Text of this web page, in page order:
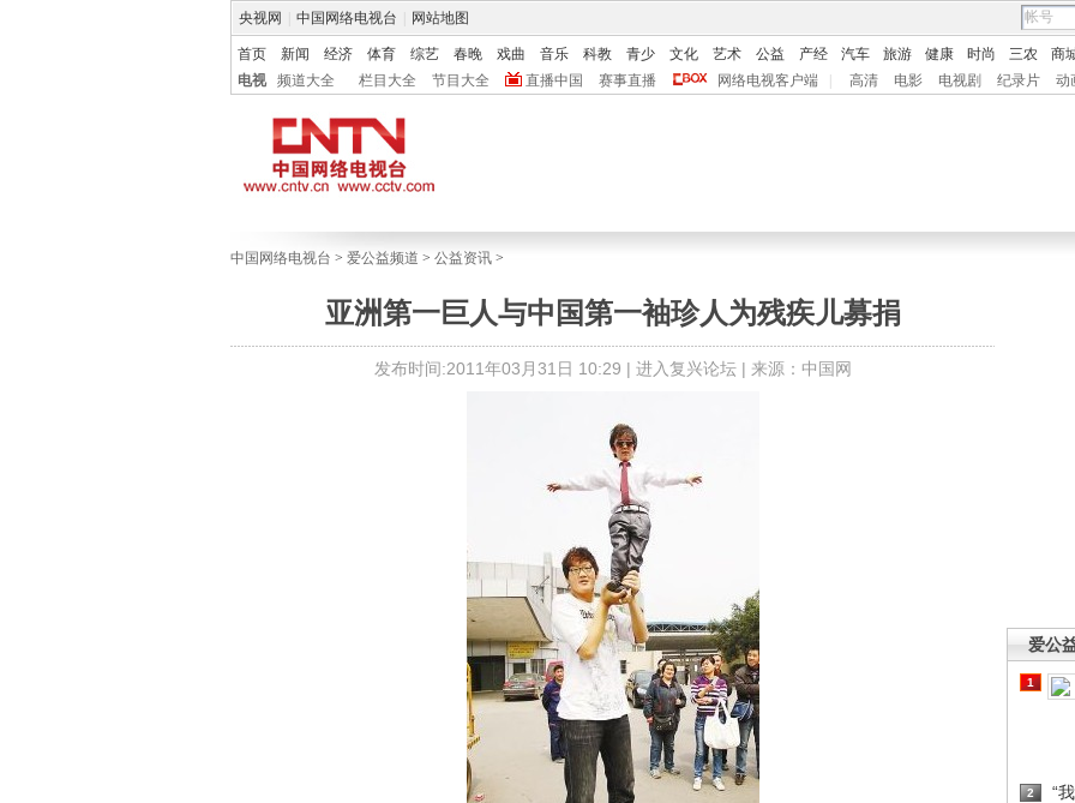
央视网 中国网络电视台 网站地图
首页 新闻 经济 体育 综艺 春晚 戏曲 音乐 科教 青少 文化 艺术 公益 产经 汽车 旅游 健康 时尚 三农 商
电视
频道大全 栏目大全 节目大全 直播中国 赛事直播 网络电视客户端 高清 电影 电视剧 纪录片 动
中国网络电视台 > 爱公益频道 > 公益资讯 >
亚洲第一巨人与中国第一袖珍人为残疾儿募捐
发布时间:2011年03月31日 10:29 | 进入复兴论坛| 来源：中国网
爱公
1
2 “